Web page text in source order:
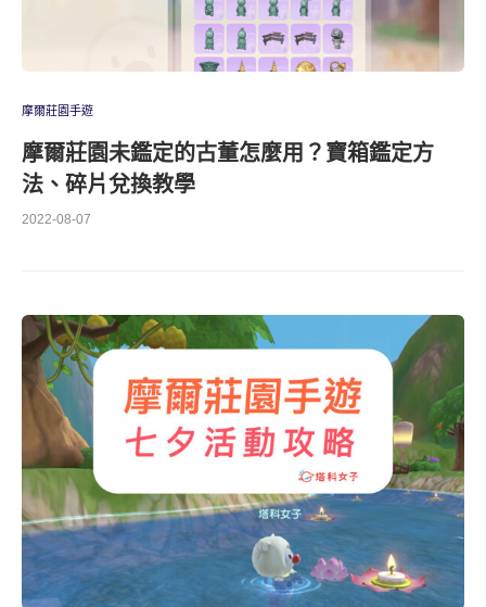
摩爾莊園手遊
摩爾莊園未鑑定的古董怎麼用？寶箱鑑定方
法、碎片兌換教學
2022-08-07